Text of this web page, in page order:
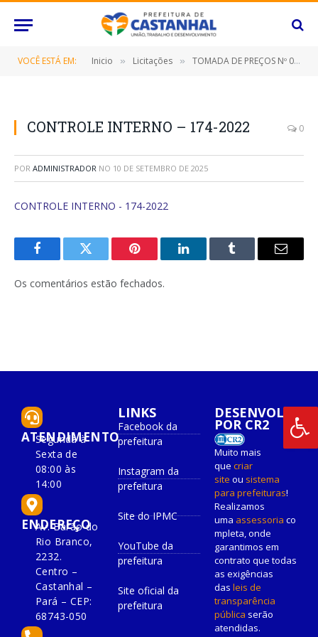
VOCÊ ESTÁ EM: Inicio » Licitações » TOMADA DE PREÇOS Nº 019/2022 (CONTRATAÇÃO DE EMPRESA ESPECIALIZADA PARA REFORMA E AMPLIAÇÃO DA PRAÇA DO BAIRRO NOVO ESTRELA, NESTE MUNICÍPIO DE CASTANHAL/PARÁ)
CONTROLE INTERNO – 174-2022 0
POR ADMINISTRADOR NO 10 DE SETEMBRO DE 2025
CONTROLE INTERNO - 174-2022
FacebookTwitter Pinterest O
Tumblr
E-
Os comentários estão fechados.
ATENDIMENTO
Segunda à
Sexta de
08:00 às
14:00
ENDEREÇO
Av. Barão do
Rio Branco,
2232.
Centro –
Castanhal –
Pará – CEP:
68743-050
LINKS
Facebook da
prefeitura
Instagram da
prefeitura
Site do IPMC
YouTube da
prefeitura
Site oficial da
prefeitura
DESENVOLVIDO
POR CR2
Muito mais
que criar
site ou sistema
para prefeituras!
Realizamos
uma assessoria co
mpleta, onde
garantimos em
contrato que todas
as exigências
das leis de
transparência
pública serão
atendidas.